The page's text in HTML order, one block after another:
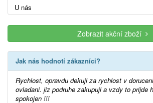
U nás
Zobrazit akční zboží
Jak nás hodnotí zákazníci?
Rychlost, opravdu dekuji za rychlost v doruceni dalkoveho
ovladani. jiz podruhe zakupuji a vzdy to prijde
spokojen !!!